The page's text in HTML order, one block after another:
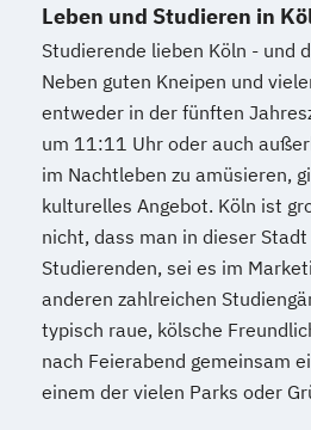
Leben und Studieren in
Studierende lieben Köln - und
Neben guten Kneipen und
entweder in der fünften
um 11:11 Uhr oder auch
im Nachtleben zu amüsieren,
kulturelles Angebot. Köln ist
nicht, dass man in dieser
Studierenden, sei es im
anderen zahlreichen
typisch raue, kölsche
nach Feierabend gemeinsam
einem der vielen Parks oder